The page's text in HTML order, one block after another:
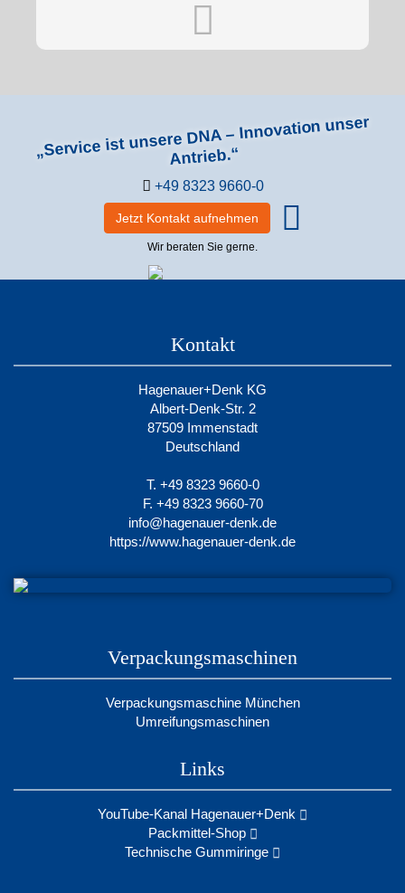
„Service ist unsere DNA – Innovation unser
Antrieb.“
+49 8323 9660-0
Jetzt Kontakt aufnehmen
Wir beraten Sie gerne.
Kontakt
Hagenauer+Denk KG
Albert-Denk-Str. 2
87509 Immenstadt
Deutschland
T. +49 8323 9660-0
F. +49 8323 9660-70
info@hagenauer-denk.de
https://www.hagenauer-denk.de
Verpackungsmaschinen
Verpackungsmaschine München
Umreifungsmaschinen
Links
YouTube-Kanal Hagenauer+Denk
Packmittel-Shop
Technische Gummiringe